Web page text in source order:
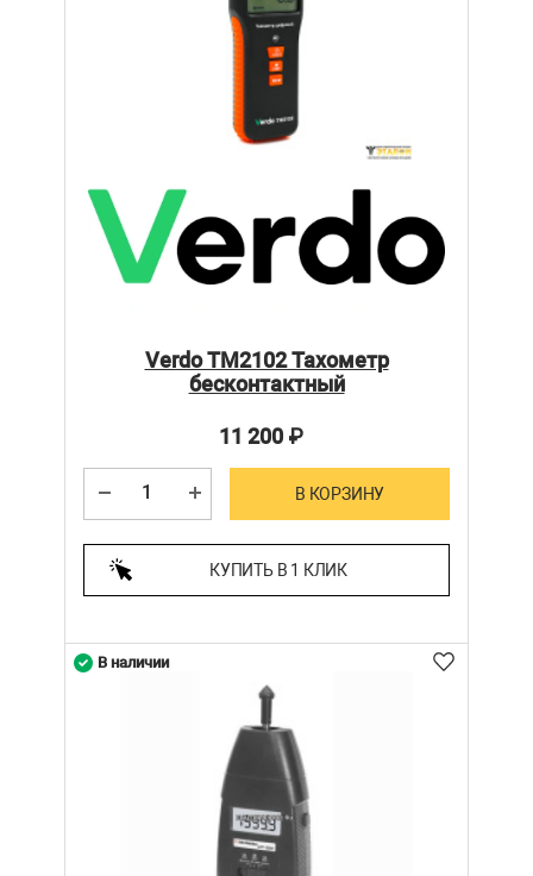
Verdo ТМ2102 Тахометр
бесконтактный
11 200₽
В КОРЗИНУ
КУПИТЬ В 1 КЛИК
В наличии